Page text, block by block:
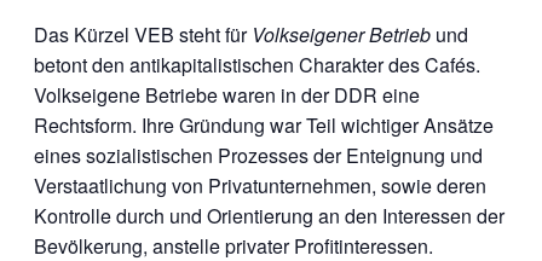
Das Kürzel VEB steht für Volkseigener Betrieb und
betont den antikapitalistischen Charakter des Cafés.
Volkseigene Betriebe waren in der DDR eine
Rechtsform. Ihre Gründung war Teil wichtiger Ansätze
eines sozialistischen Prozesses der Enteignung und
Verstaatlichung von Privatunternehmen, sowie deren
Kontrolle durch und Orientierung an den Interessen der
Bevölkerung, anstelle privater Profitinteressen.